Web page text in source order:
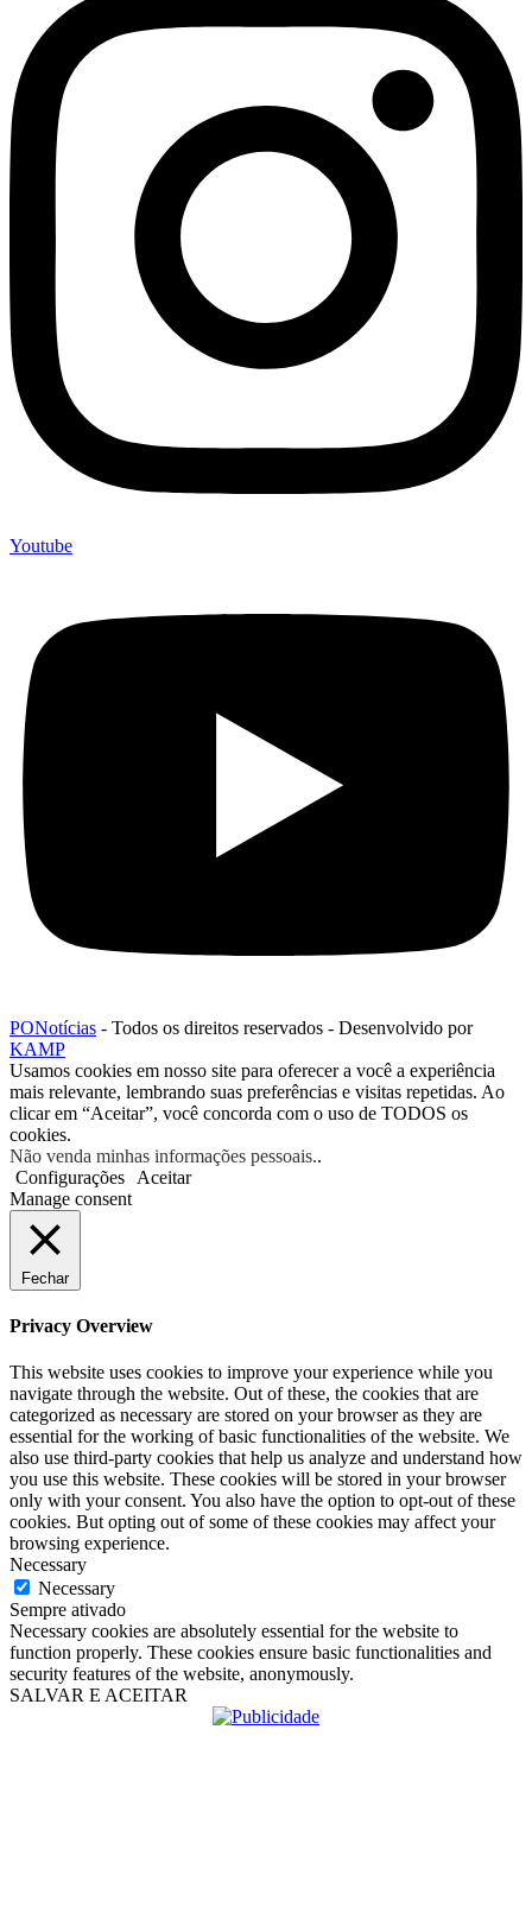
Youtube
PONotícias - Todos os direitos reservados - Desenvolvido por
KAMP
Usamos cookies em nosso site para oferecer a você a experiência
mais relevante, lembrando suas preferências e visitas repetidas. Ao
clicar em “Aceitar”, você concorda com o uso de TODOS os
cookies.
Não venda minhas informações pessoais..
Configurações
Aceitar
Manage consent
Fechar
Privacy Overview
This website uses cookies to improve your experience while you
navigate through the website. Out of these, the cookies that are
categorized as necessary are stored on your browser as they are
essential for the working of basic functionalities of the website. We
also use third-party cookies that help us analyze and understand how
you use this website. These cookies will be stored in your browser
only with your consent. You also have the option to opt-out of these
cookies. But opting out of some of these cookies may affect your
browsing experience.
Necessary
Necessary
Sempre ativado
Necessary cookies are absolutely essential for the website to
function properly. These cookies ensure basic functionalities and
security features of the website, anonymously.
SALVAR E ACEITAR